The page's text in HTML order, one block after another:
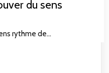
du sens
rythme de…